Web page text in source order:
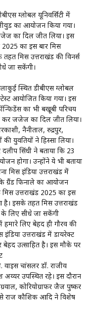
ग्लोबल यूनिवर्सिटी में
का आयोजन किया गया।
का दिल जीत लिया। इस
का इस बार मिस
मिस उत्तराखंड की विनर्स
जा सकेंगी।
स्थित डीबीएस ग्लोबल
आयोजित किया गया। इस
का भी बखूबी परिचय
कर जजेज का दिल जीत लिया।
नैनीताल, रुद्रपुर,
युवतियों ने हिस्सा लिया।
सिंधी ने बताया कि 23
होगा। उन्होंने ये भी बताया
मिस इंडिया उत्तराखंड में
ग्रैंड फिनाले का आयोजन
मिस उत्तराखंड 2025 का इस
है। इसके तहत मिस उत्तराखंड
के लिए सीधे जा सकेंगी
हमारे लिए बेहद ही गौरव की
उत्तराखंड में डायरेक्ट
बेहद उत्साहित है। इस मौके पर
वाइस चांसलर डॉ. राजीव
अय्यर उपस्थित रहे। इस दौरान
कोरियोग्राफर जैज पुष्कर
से राज कौशिक आदि ने विशेष